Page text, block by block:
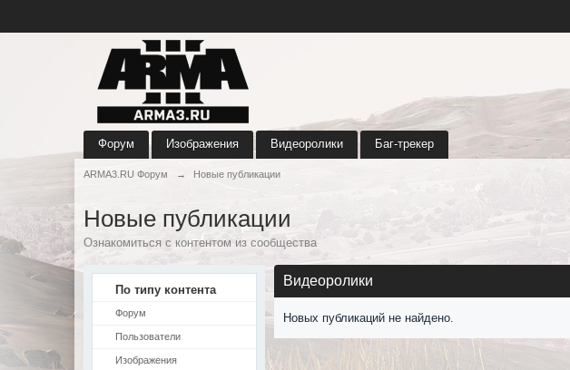
Форум Изображения Видеоролики Баг-трекер
ARMA3.RU Форум → Новые публикации
Новые публикации
Ознакомиться с контентом из сообщества
По типу контента
Форум
Пользователи
Изображения
Видеоролики
Новых публикаций не найдено.